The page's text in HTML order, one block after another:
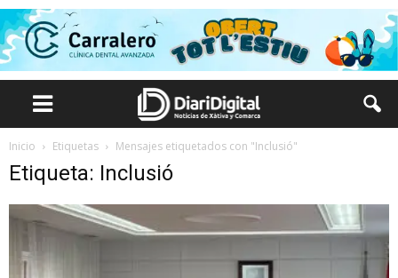
Inicio Etiquetas Mensajes etiquetados con "Inclusió"
Etiqueta: Inclusió